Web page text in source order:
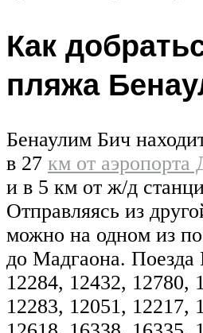
Как
пляжа
Бенаулим Бич
в 27 км от аэропорта
и в 5 км от ж/д
Отправляясь из
можно на одном из
до Мадгаона.
12284, 12432, 12780,
12283, 12051, 12217,